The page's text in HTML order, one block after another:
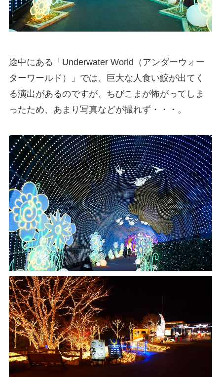
途中にある「Underwater World（アンダーウォー
ターワールド）」では、巨大な人食い鮫が出てく
る演出があるのですが、ちびこまが怖がってしま
ったため、あまり写真などが撮れず・・・。